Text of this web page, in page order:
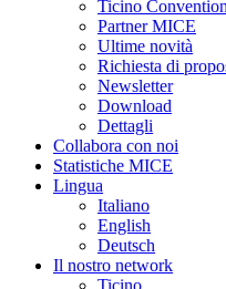
Ticino
Partner MICE
Ultime novità
Richiesta di
Newsletter
Download
Dettagli
Collabora con noi
Statistiche MICE
Lingua
Italiano
English
Deutsch
Il nostro network
Ticino